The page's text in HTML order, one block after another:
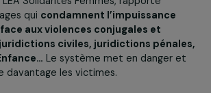
», absence de mesures pour
, coordinatrice et référence
d’Urgence, partage l’enfer que